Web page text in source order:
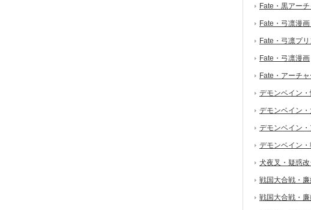
Fate・黒アー
Fate・弓凛漫画
Fate・弓凛プリ
Fate・弓凛漫画
Fate・アーチ
デモンベイン
デモンベイン
デモンベイン
デモンベイン
犬夜叉・疑惑
戦国大合戦・廉
戦国大合戦・